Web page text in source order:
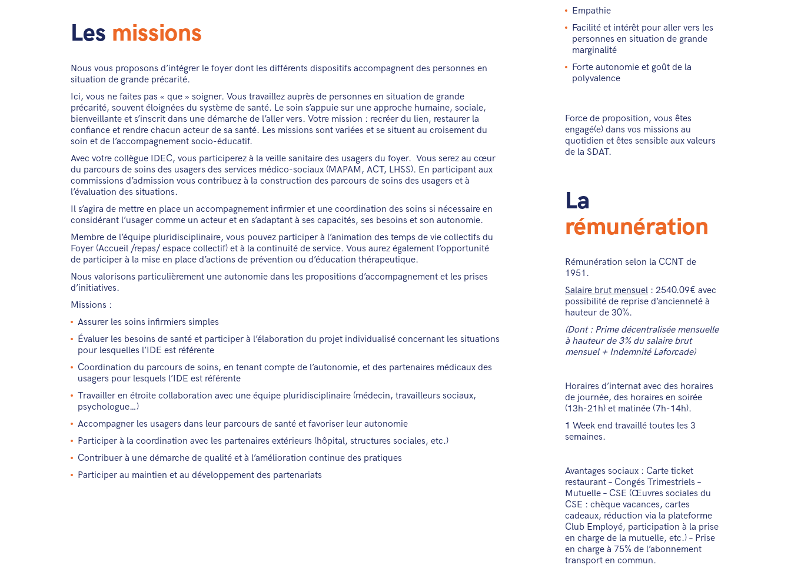
Les missions
Nous vous proposons d’intégrer le foyer dont les différents dispositifs accompagnent des personnes en
situation de grande précarité.
Ici, vous ne faites pas « que » soigner. Vous travaillez auprès de personnes en situation de grande
précarité, souvent éloignées du système de santé. Le soin s’appuie sur une approche humaine, sociale,
bienveillante et s’inscrit dans une démarche de l’aller vers. Votre mission : recréer du lien, restaurer la
confiance et rendre chacun acteur de sa santé. Les missions sont variées et se situent au croisement du
soin et de l’accompagnement socio-éducatif.
Avec votre collègue IDEC, vous participerez à la veille sanitaire des usagers du foyer. Vous serez au cœur
du parcours de soins des usagers des services médico-sociaux (MAPAM, ACT, LHSS). En participant aux
commissions d’admission vous contribuez à la construction des parcours de soins des usagers et à
l’évaluation des situations.
Il s’agira de mettre en place un accompagnement infirmier et une coordination des soins si nécessaire en
considérant l’usager comme un acteur et en s’adaptant à ses capacités, ses besoins et son autonomie.
Membre de l’équipe pluridisciplinaire, vous pouvez participer à l’animation des temps de vie collectifs du
Foyer (Accueil /repas/ espace collectif) et à la continuité de service. Vous aurez également l’opportunité
de participer à la mise en place d’actions de prévention ou d’éducation thérapeutique.
Nous valorisons particulièrement une autonomie dans les propositions d’accompagnement et les prises
d’initiatives.
Missions :
Assurer les soins infirmiers simples
Évaluer les besoins de santé et participer à l’élaboration du projet individualisé concernant les situations
pour lesquelles l’IDE est référente
Coordination du parcours de soins, en tenant compte de l’autonomie, et des partenaires médicaux des
usagers pour lesquels l’IDE est référente
Travailler en étroite collaboration avec une équipe pluridisciplinaire (médecin, travailleurs sociaux,
psychologue…)
Accompagner les usagers dans leur parcours de santé et favoriser leur autonomie
Participer à la coordination avec les partenaires extérieurs (hôpital, structures sociales, etc.)
Contribuer à une démarche de qualité et à l’amélioration continue des pratiques
Participer au maintien et au développement des partenariats
Empathie
Facilité et intérêt pour aller vers les
personnes en situation de grande
marginalité
Forte autonomie et goût de la
polyvalence
Force de proposition, vous êtes
engagé(e) dans vos missions au
quotidien et êtes sensible aux valeurs
de la SDAT.
La
rémunération
Rémunération selon la CCNT de
1951.
Salaire brut mensuel : 2540.09€ avec
possibilité de reprise d’ancienneté à
hauteur de 30%.
(Dont : Prime décentralisée mensuelle
à hauteur de 3% du salaire brut
mensuel + Indemnité Laforcade)
Horaires d’internat avec des horaires
de journée, des horaires en soirée
(13h-21h) et matinée (7h-14h).
1 Week end travaillé toutes les 3
semaines.
Avantages sociaux : Carte ticket
restaurant – Congés Trimestriels –
Mutuelle – CSE (Œuvres sociales du
CSE : chèque vacances, cartes
cadeaux, réduction via la plateforme
Club Employé, participation à la prise
en charge de la mutuelle, etc.) – Prise
en charge à 75% de l’abonnement
transport en commun.